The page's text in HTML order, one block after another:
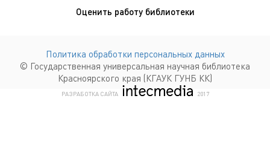
Оценить работу библиотеки
Политика обработки персональных данных
© Государственная универсальная научная библиотека
Красноярского края (КГАУК ГУНБ КК)
РАЗРАБОТКА САЙТА КОМПАНИЯ ИНТЕКМЕДИА
2017